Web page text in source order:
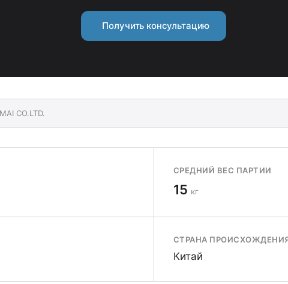
Получить консультацию
CO.LTD.
СРЕДНИЙ ВЕС ПАРТИИ
15 кг
СТРАНА
Китай